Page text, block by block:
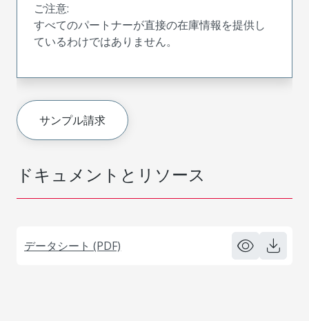
ドキュメントとリソース
データシート (PDF)
ご注意:
すべてのパートナーが直接の在庫情報を提供し
ているわけではありません。
サンプル請求